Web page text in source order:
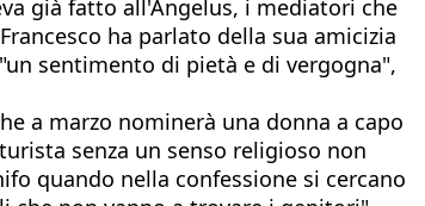
già fatto all'Angelus, i mediatori che
ha parlato della sua amicizia
sentimento di pietà e di vergogna",
a marzo nominerà una donna a capo
senza un senso religioso non
quando nella confessione si cercano